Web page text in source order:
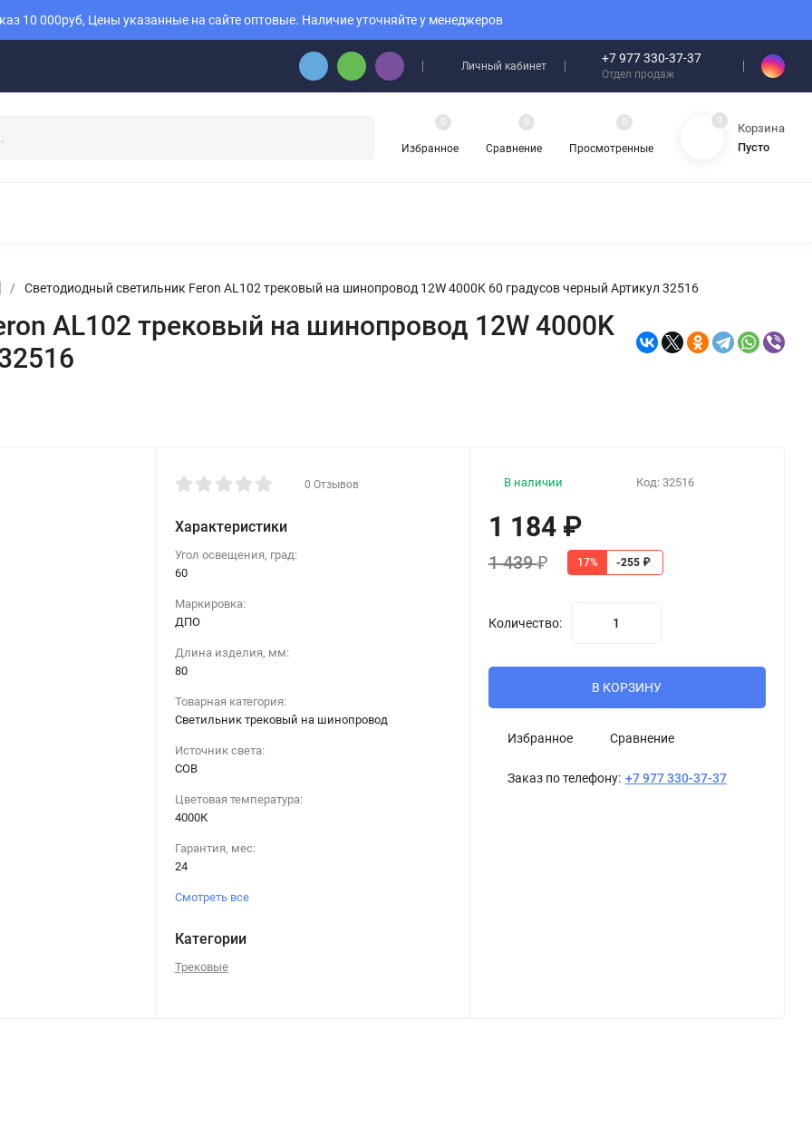
10 000руб, Цены указанные на сайте оптовые. Наличие уточняйте у менеджеров
Личный кабинет
+7 977 330-37-37
Отдел продаж
Избранное
0
Сравнение
0
Просмотренные
0 0
Корзина
Пусто
/ Светодиодный светильник Feron AL102 трековый на шинопровод 12W 4000K 60 градусов черный Артикул 32516
AL102 трековый на шинопровод 12W 4000K
0 Отзывов
Характеристики
Угол освещения, град:
60
Маркировка:
ДПО
Длина изделия, мм:
80
Товарная категория:
Светильник трековый на шинопровод
Источник света:
COB
Цветовая температура:
4000К
Гарантия, мес:
24
Смотреть все
Категории
Трековые
В наличии Код: 32516
1 184 ₽
1 439₽ 17% -255 ₽
Количество:
В КОРЗИНУ
Избранное Сравнение
Заказ по телефону: +7 977 330-37-37